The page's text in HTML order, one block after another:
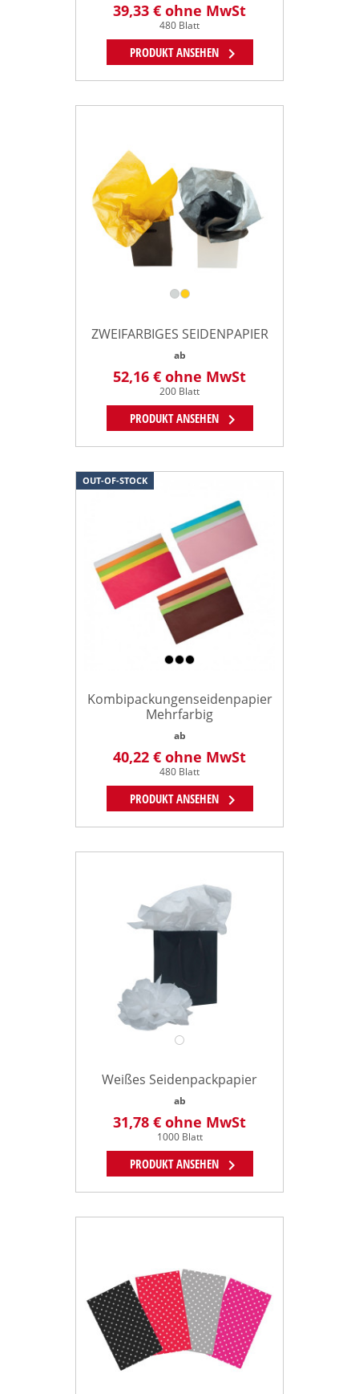
39,33 € ohne MwSt
480 Blatt
PRODUKT ANSEHEN chevron_right
ZWEIFARBIGES SEIDENPAPIER
ab
52,16 € ohne MwSt
200 Blatt
PRODUKT ANSEHEN chevron_right
Kombipackungenseidenpapier
Mehrfarbig
ab
40,22 € ohne MwSt
480 Blatt
PRODUKT ANSEHEN chevron_right
OUT-OF-STOCK
Weißes Seidenpackpapier
ab
31,78 € ohne MwSt
1000 Blatt
PRODUKT ANSEHEN chevron_right